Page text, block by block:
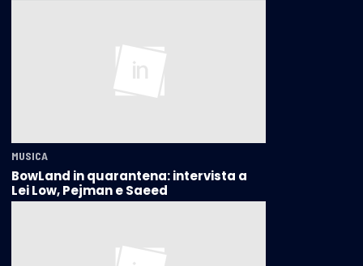
MUSICA
BowLand in quarantena: intervista a
Lei Low, Pejman e Saeed